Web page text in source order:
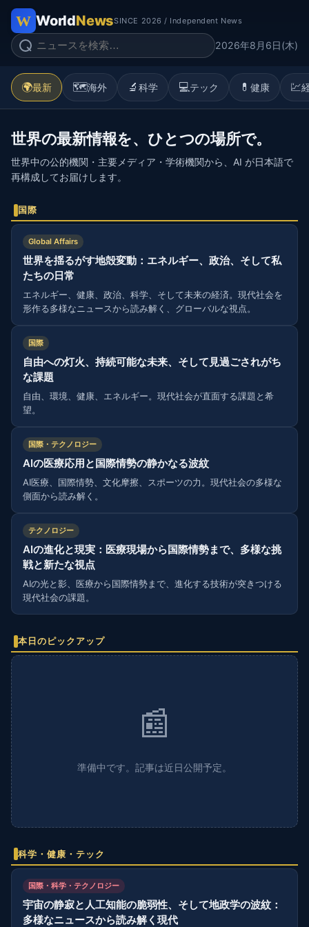
WorldNewsSINCE 2026 / Independent News
2026年8月6日(木)
🌍最新 🗺️海外 🔬 科学 💻テック 💊 健康 💹
世界の最新情報を、ひとつの場所で。
世界中の公的機関・主要メディア・学術機関から、AI が日本語で
再構成してお届けします。
国際
Global Affairs
世界を揺るがす地殻変動：エネルギー、政治、そして私
たちの日常
エネルギー、健康、政治、科学、そして未来の経済。現代社会を
形作る多様なニュースから読み解く、グローバルな視点。
国際
自由への灯火、持続可能な未来、そして見過ごされがち
な課題
自由、環境、健康、エネルギー。現代社会が直面する課題と希
望。
国際・テクノロジー
AIの医療応用と国際情勢の静かなる波紋
AI医療、国際情勢、文化摩擦、スポーツの力。現代社会の多様な
側面から読み解く。
テクノロジー
AIの進化と現実：医療現場から国際情勢まで、多様な挑
戦と新たな視点
AIの光と影、医療から国際情勢まで、進化する技術が突きつける
現代社会の課題。
本日のピックアップ
📰
準備中です。記事は近日公開予定。
科学・健康・テック
国際・科学・テクノロジー
宇宙の静寂と人工知能の脆弱性、そして地政学の波紋：
多様なニュースから読み解く現代